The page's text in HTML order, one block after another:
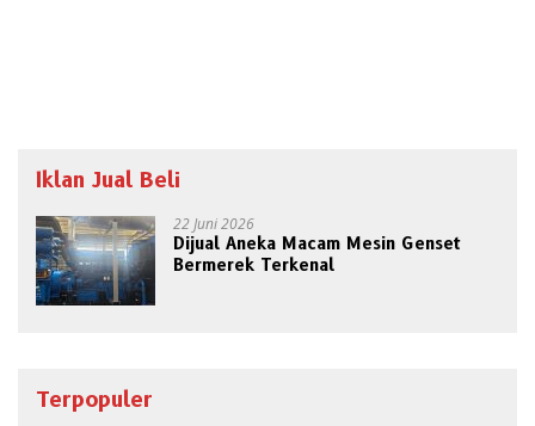
Iklan Jual Beli
22 Juni 2026
Dijual Aneka Macam Mesin Genset
Bermerek Terkenal
Terpopuler